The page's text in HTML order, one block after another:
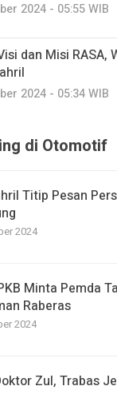
2024 - 05:55 WIB
dan Misi RASA,
2024 - 05:34 WIB
di Otomotif
Titip Pesan
2024
Minta Pemda
Raberas
2024
Zul, Trabas